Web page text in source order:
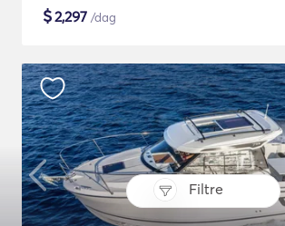
Filtre
$2,297 /dag